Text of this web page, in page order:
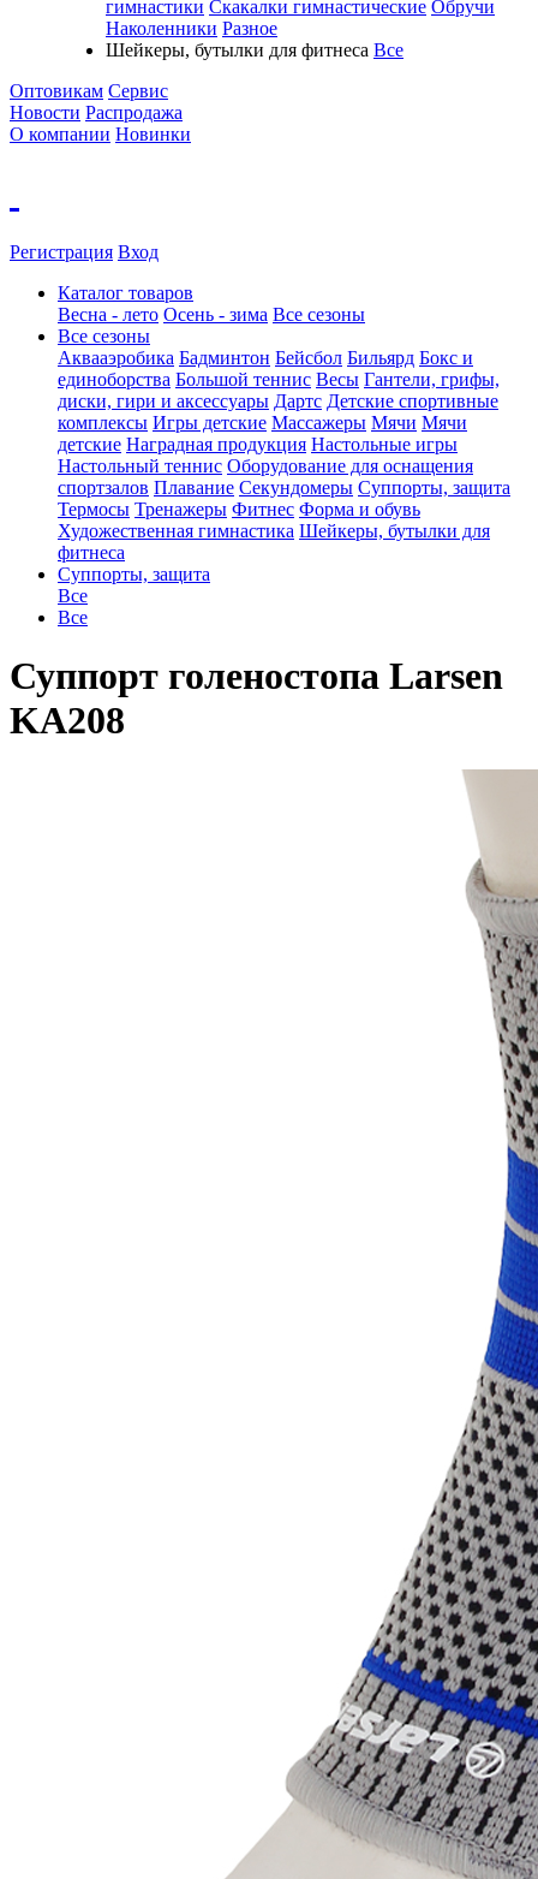
гимнастики Скакалки гимнастические Обручи
Наколенники Разное
Шейкеры, бутылки для фитнеса Все
Оптовикам Сервис
Новости Распродажа
О компании Новинки
Регистрация Вход
Каталог товаров
Весна - лето Осень - зима Все сезоны
Все сезоны
Аквааэробика Бадминтон Бейсбол Бильярд Бокс и
единоборства Большой теннис Весы Гантели, грифы,
диски, гири и аксессуары Дартс Детские спортивные
комплексы Игры детские Массажеры Мячи Мячи
детские Наградная продукция Настольные игры
Настольный теннис Оборудование для оснащения
спортзалов Плавание Секундомеры Суппорты, защита
Термосы Тренажеры Фитнес Форма и обувь
Художественная гимнастика Шейкеры, бутылки для
фитнеса
Суппорты, защита
Все
Все
Суппорт голеностопа Larsen
KA208